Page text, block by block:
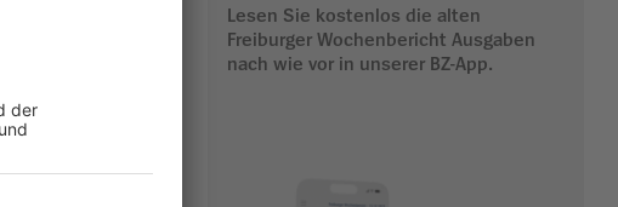
Jahre alt, etwa
und
oder das
Lesen Sie kostenlos die alten
Freiburger Wochenbericht Ausgaben
nach wie vor in unserer BZ-App.